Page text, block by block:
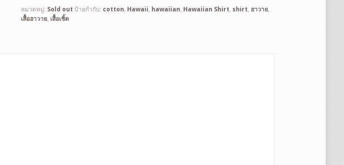
หมวดหมู่: Sold out ป้ายกำกับ: cotton, Hawaii, hawaiian, Hawaiian Shirt, shirt, ฮาวาย,
เสื้อฮาวาย, เสื้อเชิ้ต